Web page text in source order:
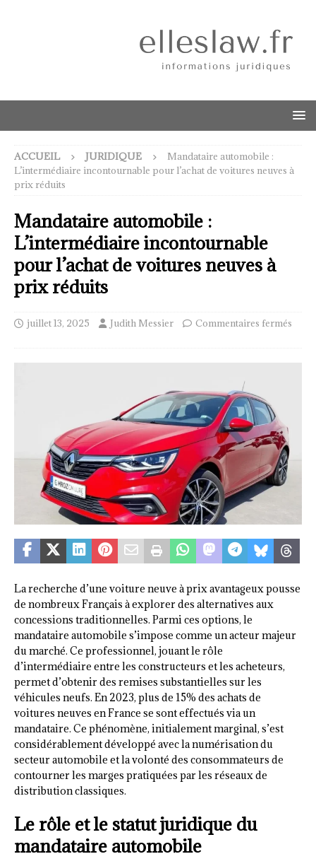
ACCUEIL JURIDIQUE
Mandataire automobile :
L’intermédiaire incontournable pour l’achat de voitures neuves à
prix réduits
Mandataire automobile :
L’intermédiaire incontournable
pour l’achat de voitures neuves à
prix réduits
juillet 13, 2025 Judith Messier Commentaires fermés
La recherche d’une voiture neuve à prix avantageux pousse
de nombreux Français à explorer des alternatives aux
concessions traditionnelles. Parmi ces options, le
mandataire automobile s’impose comme un acteur majeur
du marché. Ce professionnel, jouant le rôle
d’intermédiaire entre les constructeurs et les acheteurs,
permet d’obtenir des remises substantielles sur les
véhicules neufs. En 2023, plus de 15% des achats de
voitures neuves en France se sont effectués via un
mandataire. Ce phénomène, initialement marginal, s’est
considérablement développé avec la numérisation du
secteur automobile et la volonté des consommateurs de
contourner les marges pratiquées par les réseaux de
distribution classiques.
Le rôle et le statut juridique du
mandataire automobile